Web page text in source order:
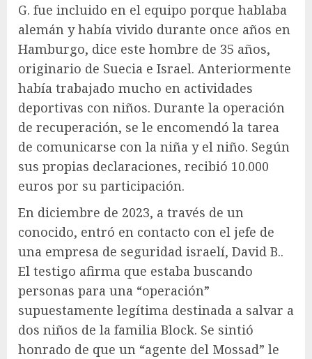
G. fue incluido en el equipo porque hablaba
alemán y había vivido durante once años en
Hamburgo, dice este hombre de 35 años,
originario de Suecia e Israel. Anteriormente
había trabajado mucho en actividades
deportivas con niños. Durante la operación
de recuperación, se le encomendó la tarea
de comunicarse con la niña y el niño. Según
sus propias declaraciones, recibió 10.000
euros por su participación.
En diciembre de 2023, a través de un
conocido, entró en contacto con el jefe de
una empresa de seguridad israelí, David B..
El testigo afirma que estaba buscando
personas para una “operación”
supuestamente legítima destinada a salvar a
dos niños de la familia Block. Se sintió
honrado de que un “agente del Mossad” le